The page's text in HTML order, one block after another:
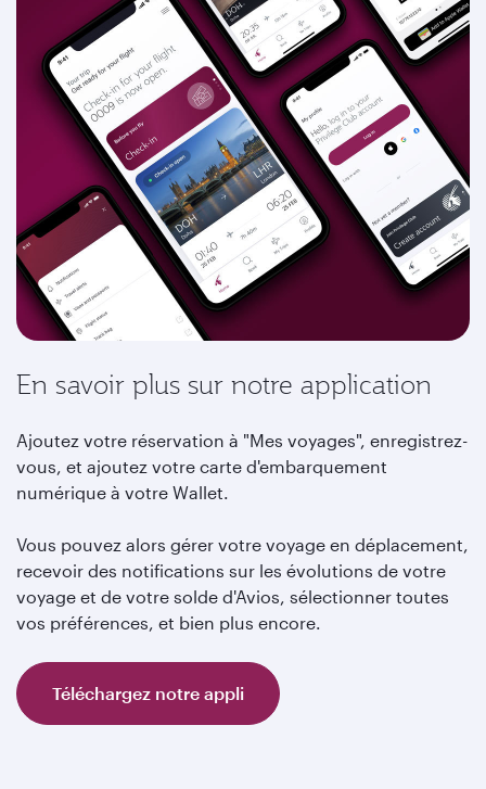
En savoir plus sur notre application
Ajoutez votre réservation à "Mes voyages", enregistrez-
vous, et ajoutez votre carte d'embarquement
numérique à votre Wallet.
Vous pouvez alors gérer votre voyage en déplacement,
recevoir des notifications sur les évolutions de votre
voyage et de votre solde d'Avios, sélectionner toutes
vos préférences, et bien plus encore.
Téléchargez notre appli